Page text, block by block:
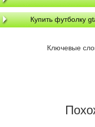
Купить футболку
Ключевые